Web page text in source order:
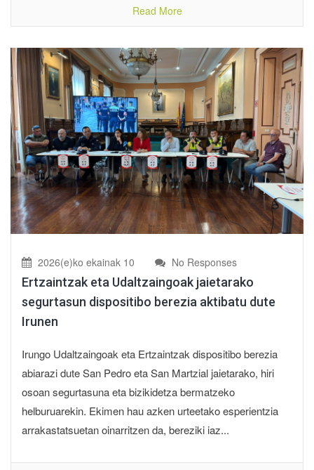
Read More
2026(e)ko ekainak 10 No Responses
Ertzaintzak eta Udaltzaingoak jaietarako
segurtasun dispositibo berezia aktibatu dute
Irunen
Irungo Udaltzaingoak eta Ertzaintzak dispositibo berezia
abiarazi dute San Pedro eta San Martzial jaietarako, hiri
osoan segurtasuna eta bizikidetza bermatzeko
helburuarekin. Ekimen hau azken urteetako esperientzia
arrakastatsuetan oinarritzen da, bereziki iaz...